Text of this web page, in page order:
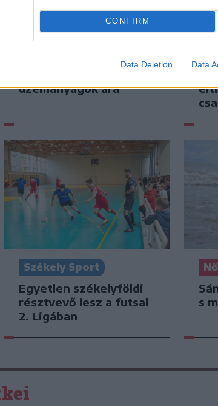
CONFIRM
Data Deletion Data
Székelyhon
Hetek óta először
üzemanyagok ára
Székely Sport
Egyetlen székelyföldi
résztvevő lesz a futsal
2. Ligában
s